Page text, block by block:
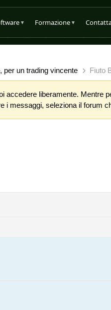
▼ Formazione ▼
per un trading vincente Fiuto
accedere liberamente. Mentre
i messaggi, seleziona il forum